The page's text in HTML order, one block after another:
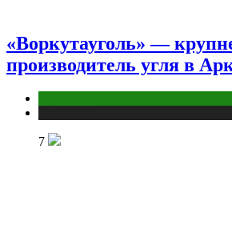
«Воркутауголь» —
производитель угля в
7